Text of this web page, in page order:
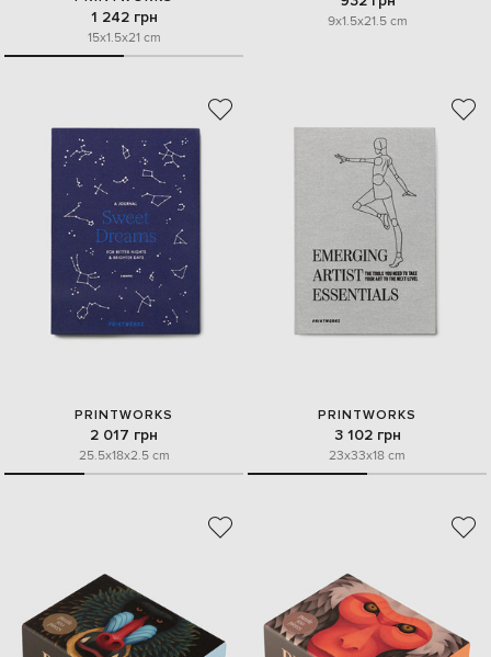
1 242 грн
15x1.5x21 cm
9x1.5x21.5 cm
PRINTWORKS
2 017 грн
25.5x18x2.5 cm
PRINTWORKS
3 102 грн
23x33x18 cm